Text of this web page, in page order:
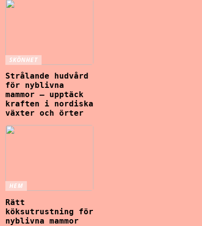
SKÖNHET
Strålande hudvård
för nyblivna
mammor – upptäck
kraften i nordiska
växter och örter
HEM
Rätt
köksutrustning för
nyblivna mammor